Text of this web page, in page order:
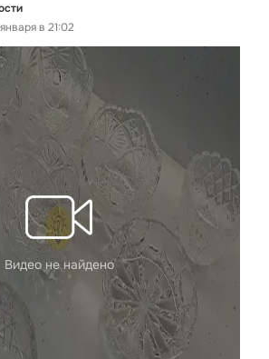
в 21:02
Видео не найдено